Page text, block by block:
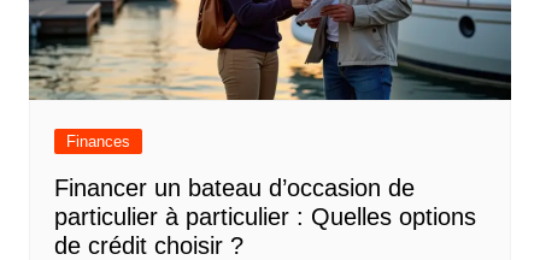
Finances
Financer un bateau d’occasion de
particulier à particulier : Quelles options
de crédit choisir ?